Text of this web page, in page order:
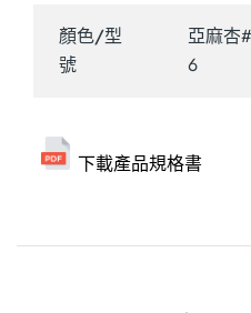
顏色/型
號
亞麻杏
6
下載產品規格書